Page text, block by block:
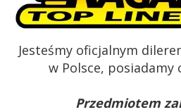
Jesteśmy oficjalnym
w Polsce, posiadamy
Przedmiotem